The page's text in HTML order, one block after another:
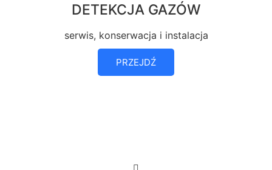
DETEKCJA GAZÓW
serwis, konserwacja i instalacja
PRZEJDŹ